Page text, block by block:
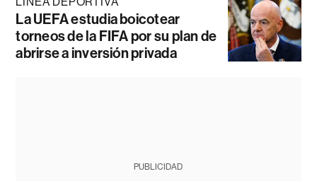
La UEFA estudia boicotear
torneos de la FIFA por su plan de
abrirse a inversión privada
PUBLICIDAD